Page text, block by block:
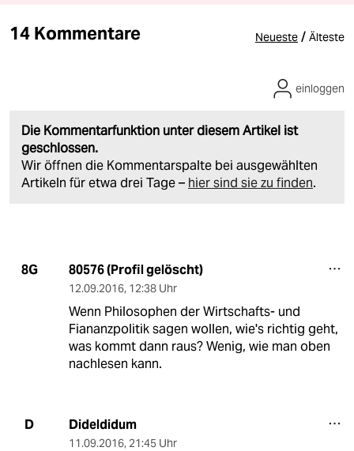
14 Kommentare Neueste / Älteste
Die Kommentarfunktion unter diesem Artikel ist
geschlossen.
Wir öffnen die Kommentarspalte bei ausgewählten
Artikeln für etwa drei Tage – hier sind sie zu finden.
einloggen
8G 80576 (Profil gelöscht)
12.09.2016, 12:38 Uhr
Wenn Philosophen der Wirtschafts- und
Fiananzpolitik sagen wollen, wie's richtig geht,
was kommt dann raus? Wenig, wie man oben
nachlesen kann.
D Dideldidum
11.09.2016, 21:45 Uhr